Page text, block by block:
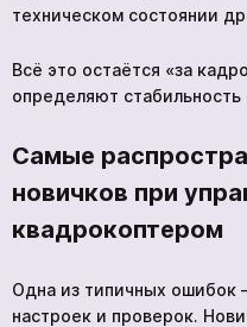
техническом состоянии
Всё это остаётся «за
определяют стабильность
Самые
новичков при
квадрокоптером
Одна из типичных ошибок
настроек и проверок.